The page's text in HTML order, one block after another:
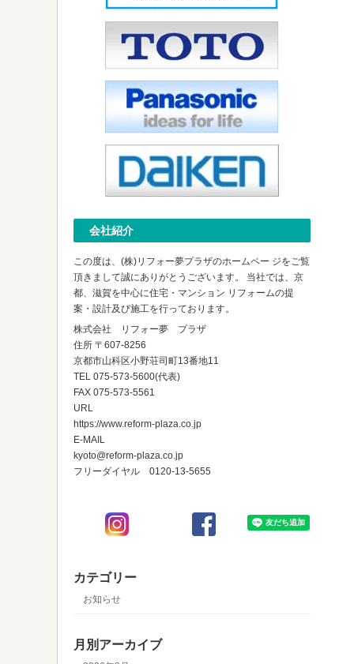
会社紹介
この度は、(株)リフォー夢プラザのホームペー ジをご覧
頂きまして誠にありがとうございます。 当社では、京
都、滋賀を中心に住宅・マンション リフォームの提
案・設計及び施工を行っております。
株式会社 リフォー夢 プラザ
住所 〒607-8256
京都市山科区小野荘司町13番地11
TEL 075-573-5600(代表)
FAX 075-573-5561
URL
https://www.reform-plaza.co.jp
E-MAIL
kyoto@reform-plaza.co.jp
フリーダイヤル 0120-13-5655
カテゴリー
お知らせ
月別アーカイブ